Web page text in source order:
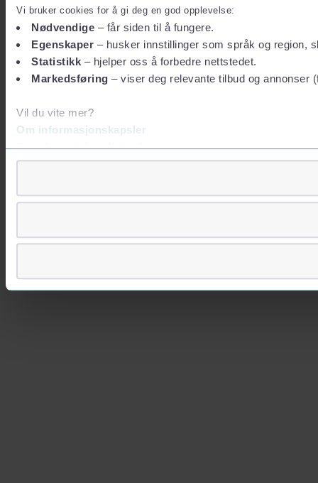
Vi bruker cookies for å gi deg en god opplevelse:
Nødvendige – får siden til å fungere.
Egenskaper – husker innstillinger som språk og region,
Statistikk – hjelper oss å forbedre nettstedet.
Markedsføring – viser deg relevante tilbud og annonser
Vil du vite mer?
Om informasjonskapsler
Googles retningslinjer for personvern
Vi lagrer aldri informasjon gjennom cookies som direkte